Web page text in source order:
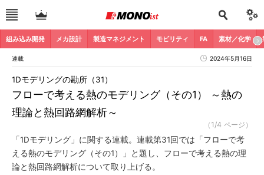
組み込み開発 メカ設計 製造マネジメント モビリティ FA 素材／化学
連載 2024年5月16日
フローで考える熱のモデリング（その1） ～熱の
理論と熱回路網解析～
1Dモデリングの勘所（31）
（1/4 ページ）
「1Dモデリング」に関する連載。連載第31回では「フローで考
える熱のモデリング（その1）」と題し、フローで考える熱の理
論と熱回路網解析について取り上げる。